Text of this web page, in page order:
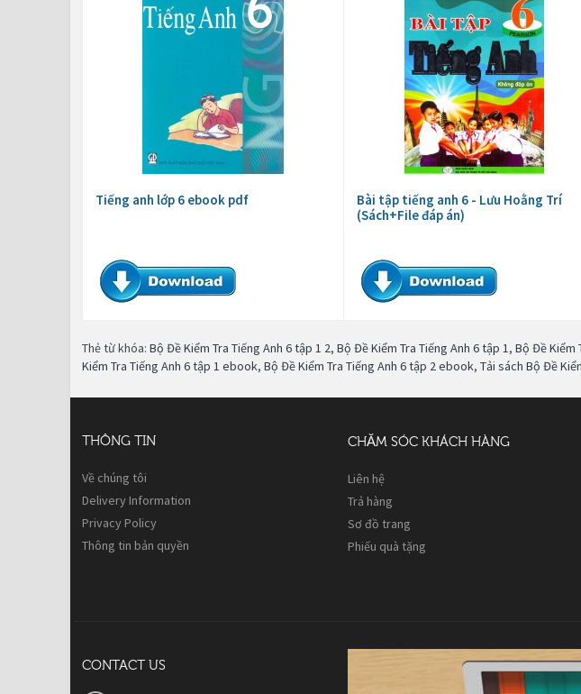
Tiếng anh lớp 6 ebook pdf
Bài tập tiếng anh 6 - Lưu Hoằng Trí
(Sách+File đáp án)
Thẻ từ khóa: Bộ Đề Kiểm Tra Tiếng Anh 6 tập 1 2, Bộ Đề Kiểm Tra Tiếng Anh 6 tập 1, Bộ Đề Kiểm
Kiểm Tra Tiếng Anh 6 tập 1 ebook, Bộ Đề Kiểm Tra Tiếng Anh 6 tập 2 ebook, Tải sách Bộ Đề
THÔNG TIN
Về chúng tôi
Delivery Information
Privacy Policy
Thông tin bản quyền
CHĂM SÓC KHÁCH HÀNG
Liên hệ
Trả hàng
Sơ đồ trang
Phiếu quà tặng
CONTACT US